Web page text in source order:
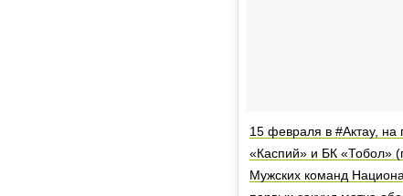
15 февраля в #Актау, на
«Каспий» и БК «Тобол»
Мужских команд